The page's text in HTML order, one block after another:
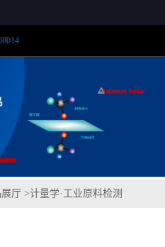
厅 >计量学·工业原料检测